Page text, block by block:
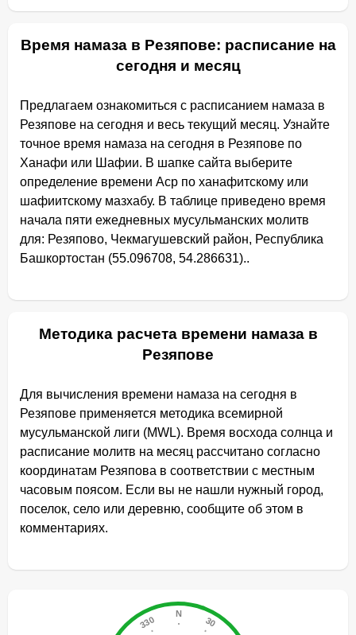
Время намаза в Резяпове: расписание на
сегодня и месяц
Предлагаем ознакомиться с расписанием намаза в
Резяпове на сегодня и весь текущий месяц. Узнайте
точное время намаза на сегодня в Резяпове по
Ханафи или Шафии. В шапке сайта выберите
определение времени Аср по ханафитскому или
шафиитскому мазхабу. В таблице приведено время
начала пяти ежедневных мусульманских молитв
для: Резяпово, Чекмагушевский район, Республика
Башкортостан (55.096708, 54.286631)..
Методика расчета времени намаза в
Резяпове
Для вычисления времени намаза на сегодня в
Резяпове применяется методика всемирной
мусульманской лиги (MWL). Время восхода солнца и
расписание молитв на месяц рассчитано согласно
координатам Резяпова в соответствии с местным
часовым поясом. Если вы не нашли нужный город,
поселок, село или деревню, сообщите об этом в
комментариях.